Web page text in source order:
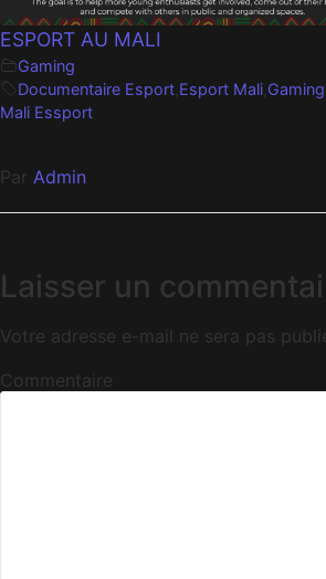
ESPORT AU MALI
Gaming
Documentaire Esport Esport Mali Gaming
Mali Essport
Par Admin
Laisser un
Votre adresse e-mail ne sera pas
Commentaire